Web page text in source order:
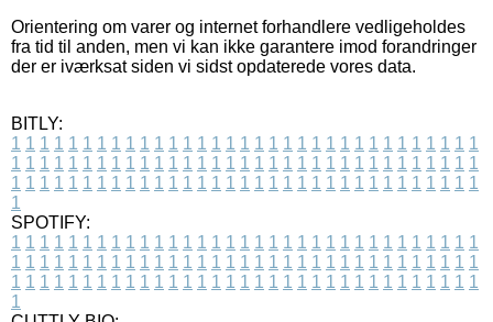
Orientering om varer og internet forhandlere vedligeholdes
fra tid til anden, men vi kan ikke garantere imod forandringer
der er iværksat siden vi sidst opdaterede vores data.
BITLY:
1 1 1 1 1 1 1 1 1 1 1 1 1 1 1 1 1 1 1 1 1 1 1 1 1 1 1 1 1 1 1 1 1
1 1 1 1 1 1 1 1 1 1 1 1 1 1 1 1 1 1 1 1 1 1 1 1 1 1 1 1 1 1 1 1 1
1 1 1 1 1 1 1 1 1 1 1 1 1 1 1 1 1 1 1 1 1 1 1 1 1 1 1 1 1 1 1 1 1
1
SPOTIFY:
1 1 1 1 1 1 1 1 1 1 1 1 1 1 1 1 1 1 1 1 1 1 1 1 1 1 1 1 1 1 1 1 1
1 1 1 1 1 1 1 1 1 1 1 1 1 1 1 1 1 1 1 1 1 1 1 1 1 1 1 1 1 1 1 1 1
1 1 1 1 1 1 1 1 1 1 1 1 1 1 1 1 1 1 1 1 1 1 1 1 1 1 1 1 1 1 1 1 1
1